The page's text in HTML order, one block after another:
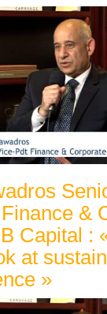
&
Capital :
at
»